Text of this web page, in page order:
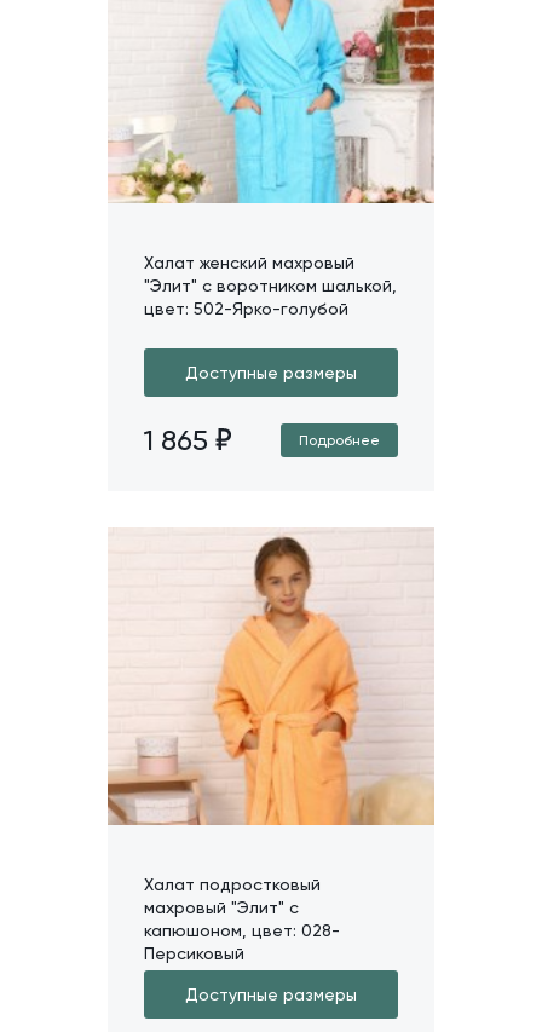
Халат женский махровый
"Элит" с воротником шалькой,
цвет: 502-Ярко-голубой
Доступные размеры
1 865 Подробнее
Халат подростковый
махровый "Элит" с
капюшоном, цвет: 028-
Персиковый
Доступные размеры